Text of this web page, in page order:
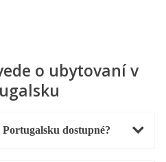
o ubytovaní v
dostupné?